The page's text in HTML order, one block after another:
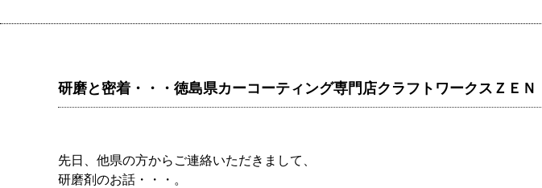
研磨と密着・・・徳島県カーコーティング専門店クラフトワークスＺＥＮ
先日、他県の方からご連絡いただきまして、
研磨剤のお話・・・。